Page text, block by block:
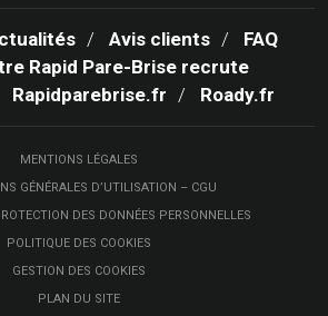
Avis clients
FAQ
Rapid Pare-Brise recrute
Rapidparebrise.fr Roady.fr
MENTIONS LÉGALES
GÉNÉRALES D’UTILISATION – CGU
DES DONNÉES PERSONNELLES
POLITIQUE DES COOKIES
GESTION DES COOKIES
PLAN DU SITE